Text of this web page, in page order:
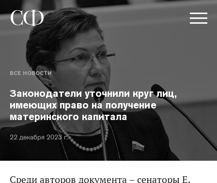
ВСЕ НОВОСТИ
Законодатели уточнили круг лиц,
имеющих право на получение
материнского капитала
22 декабря 2023 г.
Среди авторов документа – сенаторы Е.